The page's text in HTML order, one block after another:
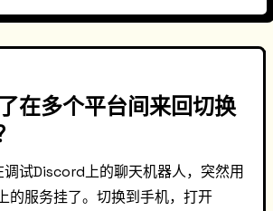
在多个平台间来回切换
试Discord上的聊天机器人，突然用
的服务挂了。切换到手机，打开